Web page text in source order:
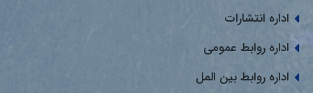
اداره انتشارات
اداره روابط عمومی
اداره روابط بین المل